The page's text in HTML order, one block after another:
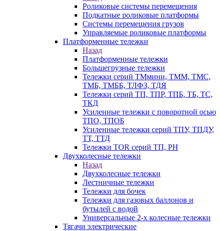
Роликовые системы перемещения
Подкатные роликовые платформы
Системы перемещения грузов
Управляемые роликовые платформы
Платформенные тележки
Назад
Платформенные тележки
Большегрузные тележки
Тележки серий ТМмини, ТММ, ТМС,
ТМБ, ТМББ, ТЛФЗ, ТДЯ
Тележки серий ТП, ТПР, ТПБ, ТБ, ТС,
ТКД
Усиленные тележки с поворотной осью
ТПО, ТПОБ
Усиленные тележки серий ТПУ, ТПДУ,
ТТ, ТТД
Тележки TOR серий ТП, PH
Двухколесные тележки
Назад
Двухколесные тележки
Лестничные тележки
Тележки для бочек
Тележки для газовых баллонов и
бутылей с водой
Универсальные 2-х колесные тележки
Тягачи электрические